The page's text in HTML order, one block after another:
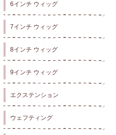
6インチ ウィッグ
7インチ ウィッグ
8インチ ウィッグ
9インチ ウィッグ
エクステンション
ウェフティング